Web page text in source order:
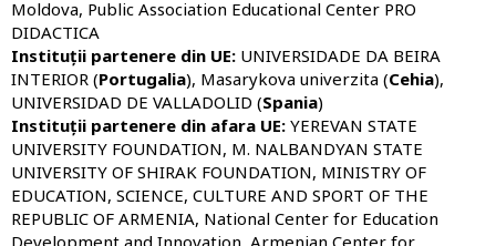
Moldova, Public Association Educational Center PRO
DIDACTICA
Instituții partenere din UE: UNIVERSIDADE DA BEIRA
INTERIOR (Portugalia), Masarykova univerzita (Cehia),
UNIVERSIDAD DE VALLADOLID (Spania)
Instituții partenere din afara UE: YEREVAN STATE
UNIVERSITY FOUNDATION, M. NALBANDYAN STATE
UNIVERSITY OF SHIRAK FOUNDATION, MINISTRY OF
EDUCATION, SCIENCE, CULTURE AND SPORT OF THE
REPUBLIC OF ARMENIA, National Center for Education
Development and Innovation, Armenian Center for